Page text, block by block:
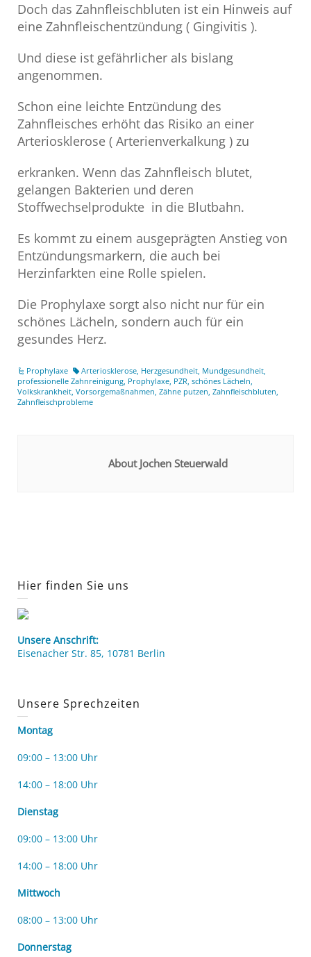
Doch das Zahnfleischbluten ist ein Hinweis auf
eine Zahnfleischentzündung ( Gingivitis ).
Und diese ist gefährlicher als bislang
angenommen.
Schon eine leichte Entzündung des
Zahnfleisches erhöht das Risiko an einer
Arteriosklerose ( Arterienverkalkung ) zu
erkranken. Wenn das Zahnfleisch blutet,
gelangen Bakterien und deren
Stoffwechselprodukte in die Blutbahn.
Es kommt zu einem ausgeprägten Anstieg von
Entzündungsmarkern, die auch bei
Herzinfarkten eine Rolle spielen.
Die Prophylaxe sorgt also nicht nur für ein
schönes Lächeln, sondern auch für ein
gesundes Herz.
Prophylaxe Arteriosklerose, Herzgesundheit, Mundgesundheit,
professionelle Zahnreinigung, Prophylaxe, PZR, schönes Lächeln,
Volkskrankheit, Vorsorgemaßnahmen, Zähne putzen, Zahnfleischbluten,
Zahnfleischprobleme
About Jochen Steuerwald
Hier finden Sie uns
Unsere Anschrift:
Eisenacher Str. 85, 10781 Berlin
Unsere Sprechzeiten
Montag
09:00 – 13:00 Uhr
14:00 – 18:00 Uhr
Dienstag
09:00 – 13:00 Uhr
14:00 – 18:00 Uhr
Mittwoch
08:00 – 13:00 Uhr
Donnerstag